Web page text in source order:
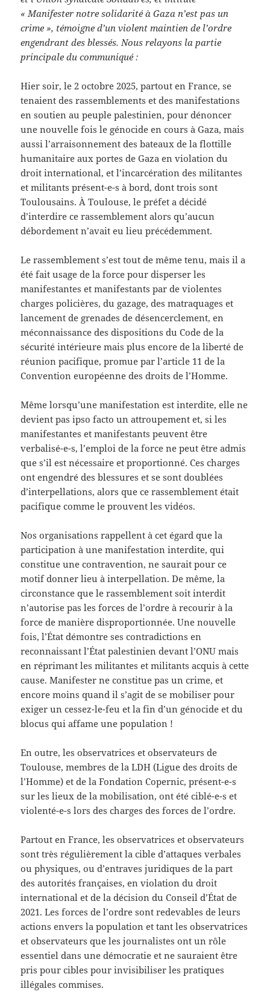
« Manifester notre solidarité à Gaza n’est pas un
crime », témoigne d’un violent maintien de l’ordre
engendrant des blessés. Nous relayons la partie
principale du communiqué :
Hier soir, le 2 octobre 2025, partout en France, se
tenaient des rassemblements et des manifestations
en soutien au peuple palestinien, pour dénoncer
une nouvelle fois le génocide en cours à Gaza, mais
aussi l’arraisonnement des bateaux de la flottille
humanitaire aux portes de Gaza en violation du
droit international, et l’incarcération des militantes
et militants présent-e-s à bord, dont trois sont
Toulousains. À Toulouse, le préfet a décidé
d’interdire ce rassemblement alors qu’aucun
débordement n’avait eu lieu précédemment.
Le rassemblement s’est tout de même tenu, mais il a
été fait usage de la force pour disperser les
manifestantes et manifestants par de violentes
charges policières, du gazage, des matraquages et
lancement de grenades de désencerclement, en
méconnaissance des dispositions du Code de la
sécurité intérieure mais plus encore de la liberté de
réunion pacifique, promue par l’article 11 de la
Convention européenne des droits de l’Homme.
Même lorsqu’une manifestation est interdite, elle ne
devient pas ipso facto un attroupement et, si les
manifestantes et manifestants peuvent être
verbalisé-e-s, l’emploi de la force ne peut être admis
que s’il est nécessaire et proportionné. Ces charges
ont engendré des blessures et se sont doublées
d’interpellations, alors que ce rassemblement était
pacifique comme le prouvent les vidéos.
Nos organisations rappellent à cet égard que la
participation à une manifestation interdite, qui
constitue une contravention, ne saurait pour ce
motif donner lieu à interpellation. De même, la
circonstance que le rassemblement soit interdit
n’autorise pas les forces de l’ordre à recourir à la
force de manière disproportionnée. Une nouvelle
fois, l’État démontre ses contradictions en
reconnaissant l’État palestinien devant l’ONU mais
en réprimant les militantes et militants acquis à cette
cause. Manifester ne constitue pas un crime, et
encore moins quand il s’agit de se mobiliser pour
exiger un cessez-le-feu et la fin d’un génocide et du
blocus qui affame une population !
En outre, les observatrices et observateurs de
Toulouse, membres de la LDH (Ligue des droits de
l’Homme) et de la Fondation Copernic, présent-e-s
sur les lieux de la mobilisation, ont été ciblé-e-s et
violenté-e-s lors des charges des forces de l’ordre.
Partout en France, les observatrices et observateurs
sont très régulièrement la cible d’attaques verbales
ou physiques, ou d’entraves juridiques de la part
des autorités françaises, en violation du droit
international et de la décision du Conseil d’État de
2021. Les forces de l’ordre sont redevables de leurs
actions envers la population et tant les observatrices
et observateurs que les journalistes ont un rôle
essentiel dans une démocratie et ne sauraient être
pris pour cibles pour invisibiliser les pratiques
illégales commises.